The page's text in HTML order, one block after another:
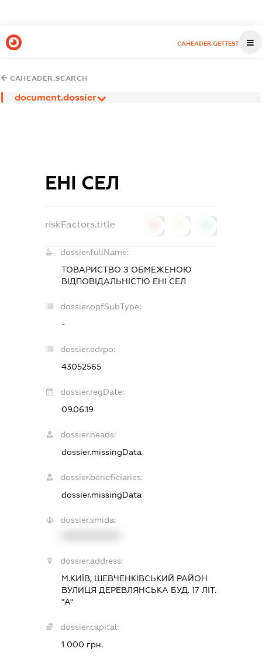
CAHEADER.GETTEST
CAHEADER.SEARCH
document.dossier
ЕНІ СЕЛ
riskFactors.title
dossier.fullName:
ТОВАРИСТВО З ОБМЕЖЕНОЮ
ВІДПОВІДАЛЬНІСТЮ ЕНІ СЕЛ
dossier.opfSubType:
-
dossier.edrpo:
43052565
dossier.regDate:
09.06.19
dossier.heads:
dossier.missingData
dossier.beneficiaries:
dossier.missingData
dossier.smida:
dossier.address:
М.КИЇВ, ШЕВЧЕНКІВСЬКИЙ РАЙОН
ВУЛИЦЯ ДЕРЕВЛЯНСЬКА БУД. 17 ЛІТ.
"А"
dossier.capital:
1 000 грн.